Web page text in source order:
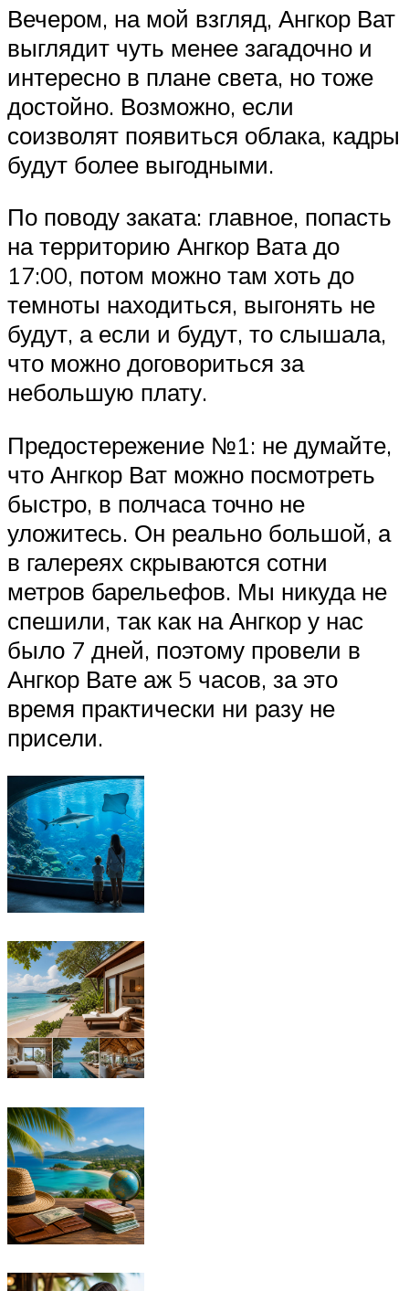
Вечером, на мой взгляд, Ангкор Ват
выглядит чуть менее загадочно и
интересно в плане света, но тоже
достойно. Возможно, если
соизволят появиться облака, кадры
будут более выгодными.
По поводу заката: главное, попасть
на территорию Ангкор Вата до
17:00, потом можно там хоть до
темноты находиться, выгонять не
будут, а если и будут, то слышала,
что можно договориться за
небольшую плату.
Предостережение №1: не думайте,
что Ангкор Ват можно посмотреть
быстро, в полчаса точно не
уложитесь. Он реально большой, а
в галереях скрываются сотни
метров барельефов. Мы никуда не
спешили, так как на Ангкор у нас
было 7 дней, поэтому провели в
Ангкор Вате аж 5 часов, за это
время практически ни разу не
присели.